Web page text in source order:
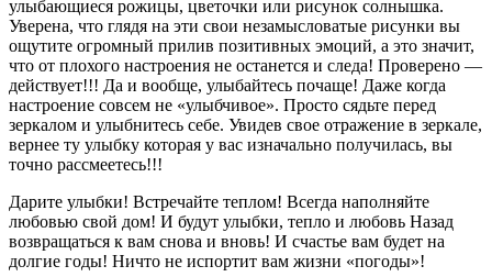
улыбающиеся рожицы, цветочки или рисунок солнышка.
Уверена, что глядя на эти свои незамысловатые рисунки вы
ощутите огромный прилив позитивных эмоций, а это значит,
что от плохого настроения не останется и следа! Проверено —
действует!!! Да и вообще, улыбайтесь почаще! Даже когда
настроение совсем не «улыбчивое». Просто сядьте перед
зеркалом и улыбнитесь себе. Увидев свое отражение в зеркале,
вернее ту улыбку которая у вас изначально получилась, вы
точно рассмеетесь!!!
Дарите улыбки! Встречайте теплом! Всегда наполняйте
любовью свой дом! И будут улыбки, тепло и любовь Назад
возвращаться к вам снова и вновь! И счастье вам будет на
долгие годы! Ничто не испортит вам жизни «погоды»!